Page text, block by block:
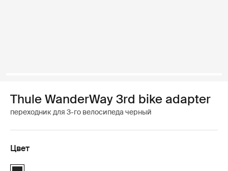
Thule WanderWay 3rd bike adapter
переходник для 3-го велосипеда черный
Цвет
Thule WanderWay 3rd bike adapter Чёрный (selected)